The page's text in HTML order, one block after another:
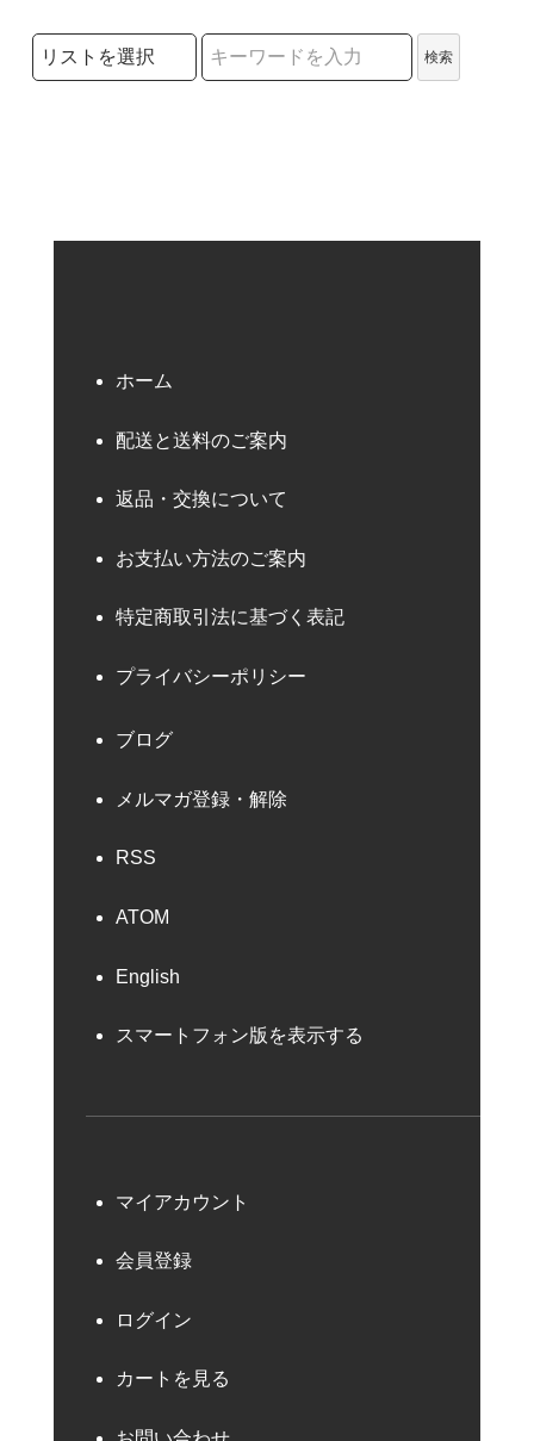
検索リストの選択
検索
ホーム
配送と送料のご案内
返品・交換について
お支払い方法のご案内
特定商取引法に基づく表記
プライバシーポリシー
ブログ
メルマガ登録・解除
RSS
ATOM
English
スマートフォン版を表示する
マイアカウント
会員登録
ログイン
カートを見る